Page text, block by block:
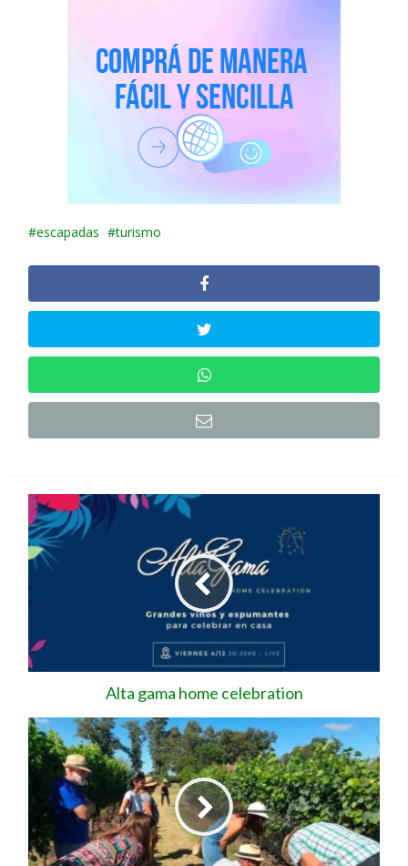
escapadas turismo
Alta gama home celebration